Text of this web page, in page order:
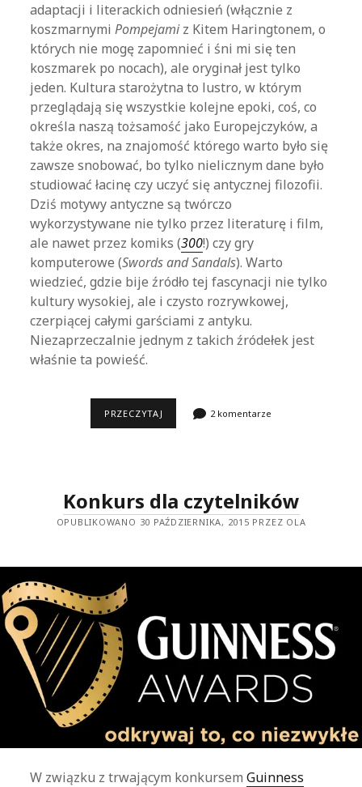
adaptacji i literackich odniesień (włącznie z
koszmarnymiPompejamiz Kitem Haringtonem, o
których nie mogę zapomnieć i śni mi się ten
koszmarek po nocach), ale oryginał jest tylko
jeden. Kultura starożytna to lustro, w którym
przeglądają się wszystkie kolejne epoki, coś, co
określa naszą tożsamość jako Europejczyków, a
także okres, na znajomość którego warto było się
zawsze snobować, bo tylko nielicznym dane było
studiować łacinę czy uczyć się antycznej filozofii.
Dziś motywy antyczne są twórczo
wykorzystywane nie tylko przez literaturę i film,
ale nawet przez komiks (300!) czy gry
komputerowe (Swords and Sandals). Warto
wiedzieć, gdzie bije źródło tej fascynacji nie tylko
kultury wysokiej, ale i czysto rozrywkowej,
czerpiącej całymi garściami z antyku.
Niezaprzeczalnie jednym z takich źródełek jest
właśnie ta powieść.
PRZECZYTAJ EDWARD
2 komentarze
Konkurs dla czytelników
OPUBLIKOWANO 30 PAŹDZIERNIKA, 2015 PRZEZ OLA
W związku z trwającym konkursemGuinness